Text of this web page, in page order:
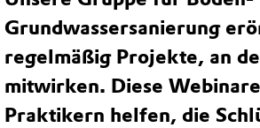
Grundwassersanierung
regelmäßig Projekte, an
mitwirken. Diese
Praktikern helfen, die